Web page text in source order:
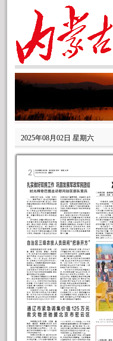
2025年08月02日 星期六